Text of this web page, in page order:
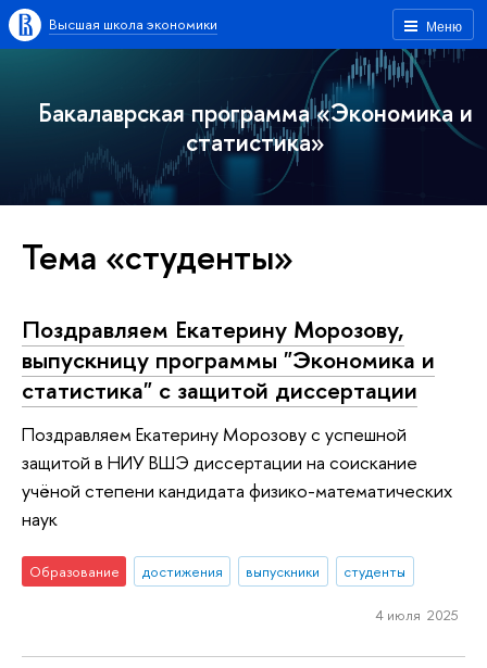
Меню
Высшая школа экономики
Бакалаврская программа «Экономика и
статистика»
Тема «студенты»
Поздравляем Екатерину Морозову,
выпускницу программы "Экономика и
статистика" с защитой диссертации
Поздравляем Екатерину Морозову с успешной
защитой в НИУ ВШЭ диссертации на соискание
учёной степени кандидата физико-математических
наук
Образование достижения выпускники студенты
4 июля 2025